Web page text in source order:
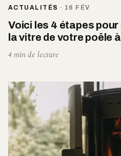
ACTUALITÉS · 16 FÉV
Voici les 4 étapes
la vitre de votre poêle
4 min de lecture